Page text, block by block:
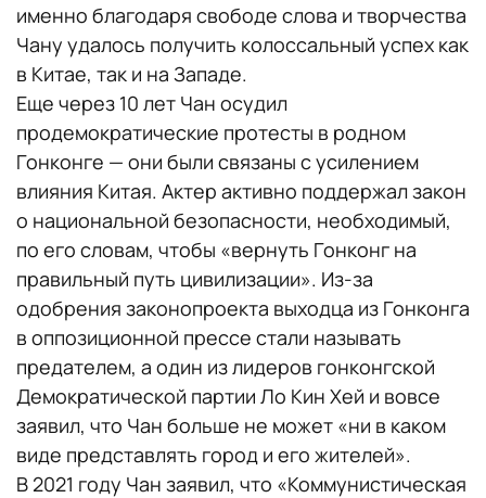
именно благодаря свободе слова и творчества
Чану удалось получить колоссальный успех как
в Китае, так и на Западе.
Еще через 10 лет Чан осудил
продемократические протесты в родном
Гонконге — они были связаны с усилением
влияния Китая. Актер активно поддержал закон
о национальной безопасности, необходимый,
по его словам, чтобы «вернуть Гонконг на
правильный путь цивилизации». Из-за
одобрения законопроекта выходца из Гонконга
в оппозиционной прессе стали называть
предателем, а один из лидеров гонконгской
Демократической партии Ло Кин Хей и вовсе
заявил, что Чан больше не может «ни в каком
виде представлять город и его жителей».
В 2021 году Чан заявил, что «Коммунистическая